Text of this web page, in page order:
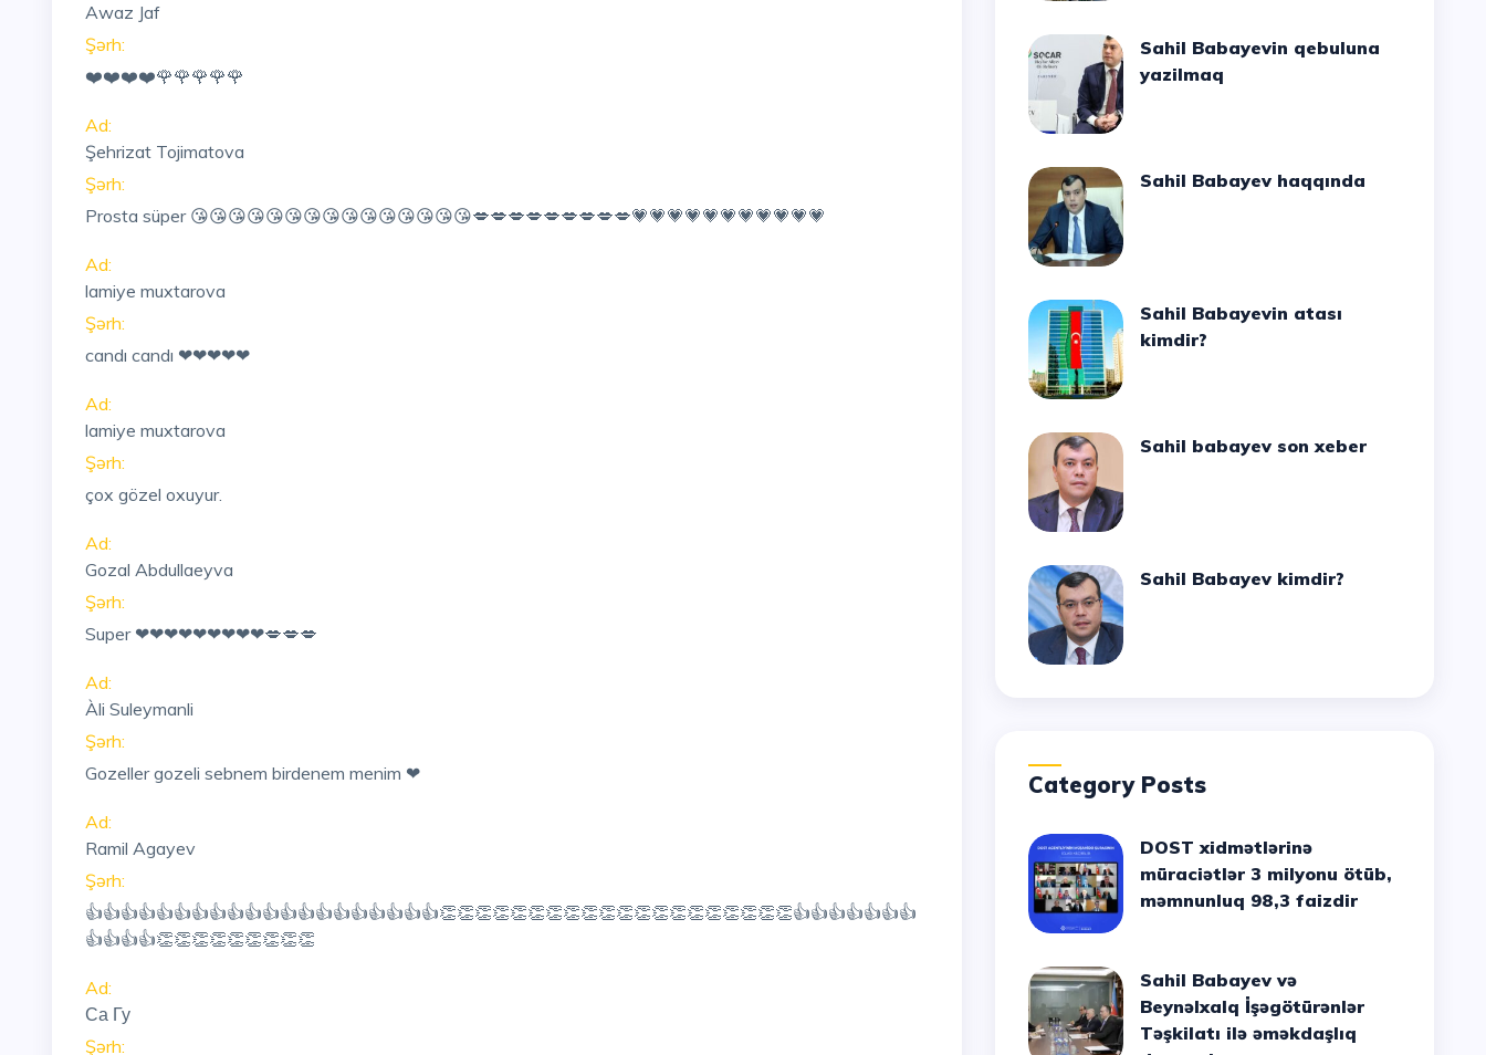
Awaz Jaf
Şərh:
❤️❤️❤️❤️🌹🌹🌹🌹🌹
Ad:
Şehrizat Tojimatova
Şərh:
Prosta süper 😘😘😘😘😘😘😘😘😘😘😘😘😘😘😘💋💋💋💋💋💋💋💋💋💗💗💗💗💗💗💗💗💗💗💗
Ad:
lamiye muxtarova
Şərh:
candı candı ❤❤❤❤❤
Ad:
lamiye muxtarova
Şərh:
çox gözel oxuyur.
Ad:
Gozal Abdullaeyva
Şərh:
Super ❤❤❤❤❤❤❤❤❤💋💋💋
Ad:
Àli Suleymanli
Şərh:
Gozeller gozeli sebnem birdenem menim ❤
Ad:
Ramil Agayev
Şərh:
👍👍👍👍👍👍👍👍👍👍👍👍👍👍👍👍👍👍👍👍👏👏👏👏👏👏👏👏👏👏👏👏👏👏👏👏👏👏👏👏👍👍👍👍👍👍👍
👍👍👍👍👏👏👏👏👏👏👏👏👏
Ad:
Са Гу
Şərh:
Sahil Babayevin qebuluna
yazilmaq
Sahil Babayev haqqında
Sahil Babayevin atası
kimdir?
Sahil babayev son xeber
Sahil Babayev kimdir?
Category Posts
DOST xidmətlərinə
müraciətlər 3 milyonu ötüb,
məmnunluq 98,3 faizdir
Sahil Babayev və
Beynəlxalq İşəgötürənlər
Təşkilatı ilə əməkdaşlıq